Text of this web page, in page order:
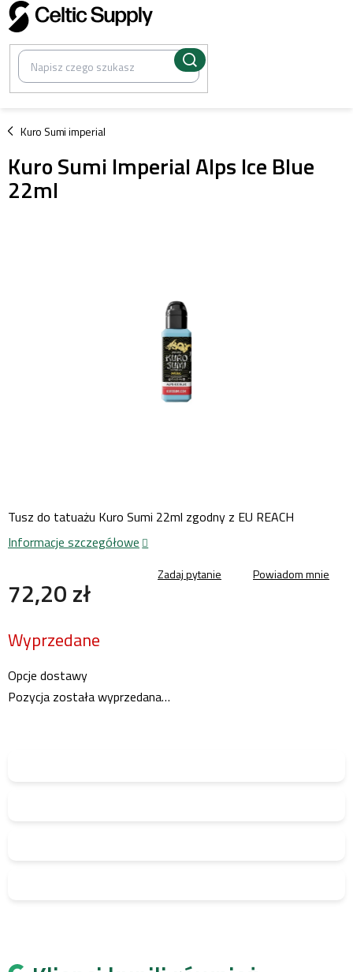
Przejść
do
treści
Kuro Sumi imperial
/
Kuro Sumi Imperial Alps Ice Blue
22ml
72,20 zł
jednostkowa:
Wyprzedane
Opcje dostawy
Pozycja została wyprzedana…
Tusz do tatuażu Kuro Sumi 22ml zgodny z EU REACH
Informacje szczegółowe
Zadaj pytanie Powiadom mnie